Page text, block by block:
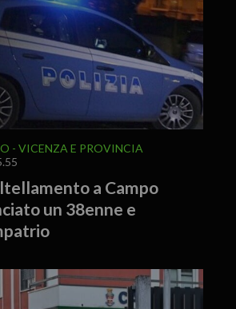
VICENZA E PROVINCIA
a Campo
un 38enne e